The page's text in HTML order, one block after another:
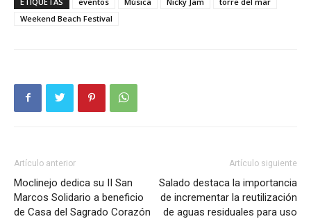
Weekend Beach Festival
Artículo anterior
Moclinejo dedica su II San
Marcos Solidario a beneficio
de Casa del Sagrado Corazón
Artículo siguiente
Salado destaca la importancia
de incrementar la reutilización
de aguas residuales para uso